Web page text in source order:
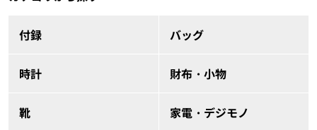
付録 バッグ
時計 財布・小物
靴 家電・デジモノ